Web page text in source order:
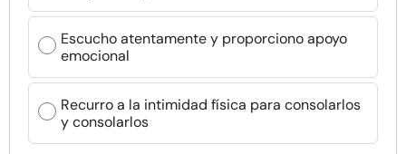
Escucho atentamente y proporciono apoyo
emocional
Recurro a la intimidad física para consolarlos
y consolarlos